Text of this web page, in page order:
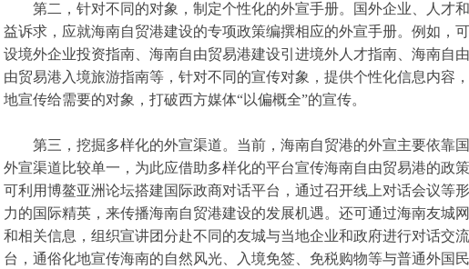
第二，针对不同的对象，制定个性化的外宣手册。国外企业、人才
益诉求，应就海南自贸港建设的专项政策编撰相应的外宣手册。例如，
设境外企业投资指南、海南自由贸易港建设引进境外人才指南、海南自
由贸易港入境旅游指南等，针对不同的宣传对象，提供个性化信息内容
地宣传给需要的对象，打破西方媒体“以偏概全”的宣传。
第三，挖掘多样化的外宣渠道。当前，海南自贸港的外宣主要依靠
外宣渠道比较单一，为此应借助多样化的平台宣传海南自由贸易港的政
可利用博鳌亚洲论坛搭建国际政商对话平台，通过召开线上对话会议等
力的国际精英，来传播海南自贸港建设的发展机遇。还可通过海南友城
和相关信息，组织宣讲团分赴不同的友城与当地企业和政府进行对话交
台，通俗化地宣传海南的自然风光、入境免签、免税购物等与普通外国